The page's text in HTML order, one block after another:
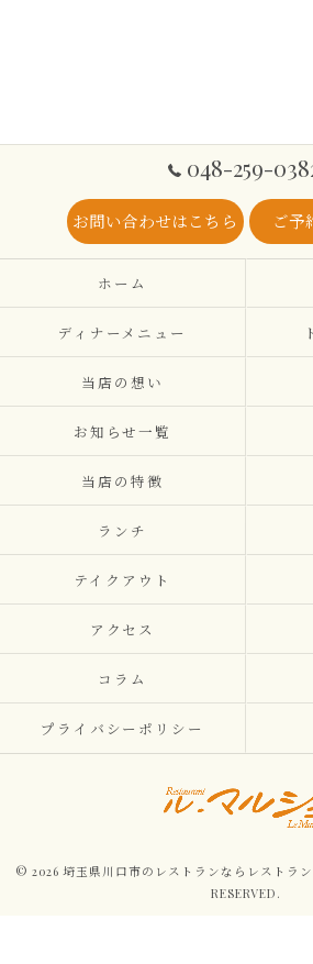
048-259-
お問い合わせはこちら ご予
ホーム
ディナーメニュー
当店の想い
お知らせ一覧
当店の特徴
ランチ
テイクアウト
アクセス
コラム
プライバシーポリシー
© 2026 埼玉県川口市のレストランならレストラ
RESERVED.